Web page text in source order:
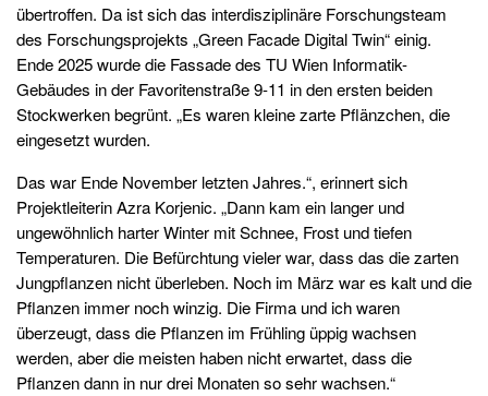
übertroffen. Da ist sich das interdisziplinäre Forschungsteam
des Forschungsprojekts „Green Facade Digital Twin“ einig.
Ende 2025 wurde die Fassade des TU Wien Informatik-
Gebäudes in der Favoritenstraße 9-11 in den ersten beiden
Stockwerken begrünt. „Es waren kleine zarte Pflänzchen, die
eingesetzt wurden.
Das war Ende November letzten Jahres.“, erinnert sich
Projektleiterin Azra Korjenic. „Dann kam ein langer und
ungewöhnlich harter Winter mit Schnee, Frost und tiefen
Temperaturen. Die Befürchtung vieler war, dass das die zarten
Jungpflanzen nicht überleben. Noch im März war es kalt und die
Pflanzen immer noch winzig. Die Firma und ich waren
überzeugt, dass die Pflanzen im Frühling üppig wachsen
werden, aber die meisten haben nicht erwartet, dass die
Pflanzen dann in nur drei Monaten so sehr wachsen.“